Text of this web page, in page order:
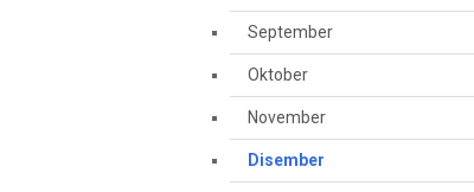
September
Oktober
November
Disember